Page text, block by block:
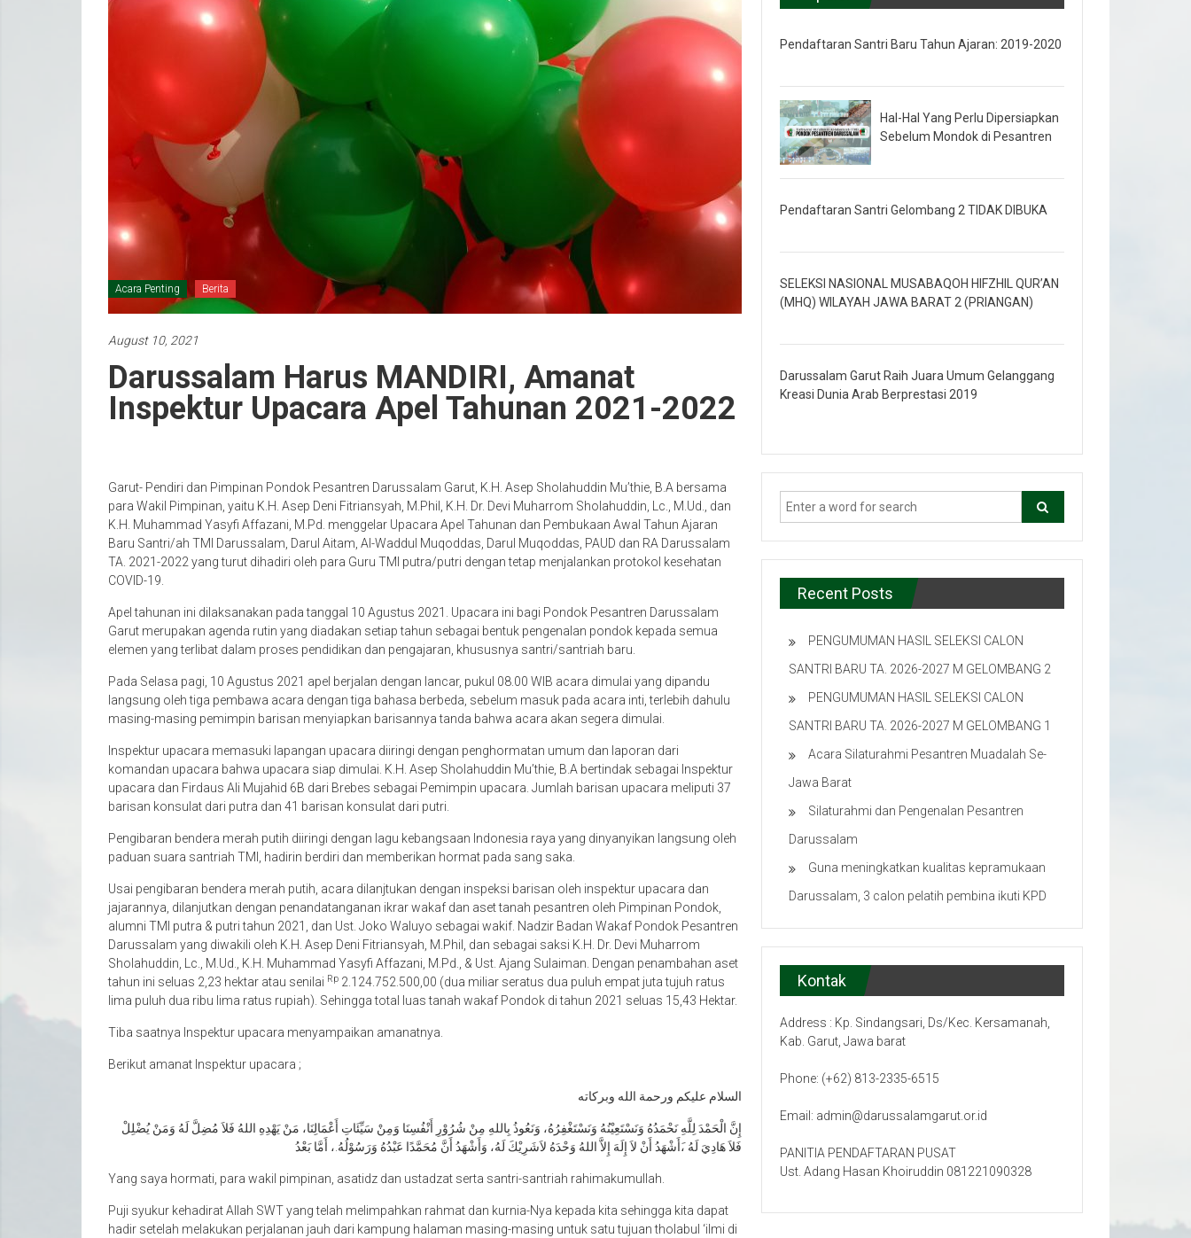
Acara Penting Berita
August 10, 2021
Darussalam Harus MANDIRI, Amanat
Inspektur Upacara Apel Tahunan 2021-2022
Garut- Pendiri dan Pimpinan Pondok Pesantren Darussalam Garut, K.H. Asep Sholahuddin Mu’thie, B.A bersama
para Wakil Pimpinan, yaitu K.H. Asep Deni Fitriansyah, M.Phil, K.H. Dr. Devi Muharrom Sholahuddin, Lc., M.Ud., dan
K.H. Muhammad Yasyfi Affazani, M.Pd. menggelar Upacara Apel Tahunan dan Pembukaan Awal Tahun Ajaran
Baru Santri/ah TMI Darussalam, Darul Aitam, Al-Waddul Muqoddas, Darul Muqoddas, PAUD dan RA Darussalam
TA. 2021-2022 yang turut dihadiri oleh para Guru TMI putra/putri dengan tetap menjalankan protokol kesehatan
COVID-19.
Apel tahunan ini dilaksanakan pada tanggal 10 Agustus 2021. Upacara ini bagi Pondok Pesantren Darussalam
Garut merupakan agenda rutin yang diadakan setiap tahun sebagai bentuk pengenalan pondok kepada semua
elemen yang terlibat dalam proses pendidikan dan pengajaran, khususnya santri/santriah baru.
Pada Selasa pagi, 10 Agustus 2021 apel berjalan dengan lancar, pukul 08.00 WIB acara dimulai yang dipandu
langsung oleh tiga pembawa acara dengan tiga bahasa berbeda, sebelum masuk pada acara inti, terlebih dahulu
masing-masing pemimpin barisan menyiapkan barisannya tanda bahwa acara akan segera dimulai.
Inspektur upacara memasuki lapangan upacara diiringi dengan penghormatan umum dan laporan dari
komandan upacara bahwa upacara siap dimulai. K.H. Asep Sholahuddin Mu’thie, B.A bertindak sebagai Inspektur
upacara dan Firdaus Ali Mujahid 6B dari Brebes sebagai Pemimpin upacara. Jumlah barisan upacara meliputi 37
barisan konsulat dari putra dan 41 barisan konsulat dari putri.
Pengibaran bendera merah putih diiringi dengan lagu kebangsaan Indonesia raya yang dinyanyikan langsung oleh
paduan suara santriah TMI, hadirin berdiri dan memberikan hormat pada sang saka.
Usai pengibaran bendera merah putih, acara dilanjtukan dengan inspeksi barisan oleh inspektur upacara dan
jajarannya, dilanjutkan dengan penandatanganan ikrar wakaf dan aset tanah pesantren oleh Pimpinan Pondok,
alumni TMI putra & putri tahun 2021, dan Ust. Joko Waluyo sebagai wakif. Nadzir Badan Wakaf Pondok Pesantren
Darussalam yang diwakili oleh K.H. Asep Deni Fitriansyah, M.Phil, dan sebagai saksi K.H. Dr. Devi Muharrom
Sholahuddin, Lc., M.Ud., K.H. Muhammad Yasyfi Affazani, M.Pd., & Ust. Ajang Sulaiman. Dengan penambahan aset
tahun ini seluas 2,23 hektar atau senilai Rp 2.124.752.500,00 (dua miliar seratus dua puluh empat juta tujuh ratus
lima puluh dua ribu lima ratus rupiah). Sehingga total luas tanah wakaf Pondok di tahun 2021 seluas 15,43 Hektar.
Tiba saatnya Inspektur upacara menyampaikan amanatnya.
Berikut amanat Inspektur upacara ;
السلام عليكم ورحمة الله وبركاته
إِنَّ الْحَمْدَ لِلَّهِ نَحْمَدُهُ وَنَسْتَعِيْنُهُ وَنَسْتَغْفِرُهُ، وَنَعُوذُ بِاللهِ مِنْ شُرُوْرِ أَنْفُسِنَا وَمِنْ سَيِّئَاتِ أَعْمَالِنَا، مَنْ يَهْدِهِ اللهُ فَلاَ مُضِلَّ لَهُ وَمَنْ يُضْلِلْ
فَلاَ هَادِيَ لَهُ ،َأَشْهَدُ أَنْ لاَ إِلَهَ إِلاَّ اللهُ وَحْدَهُ لاَشَرِيْكَ لَهُ، وَأَشْهَدُ أَنَّ مُحَمَّدًا عَبْدُهُ وَرَسُوْلُهُ.، أَمَّا بَعْدُ
Yang saya hormati, para wakil pimpinan, asatidz dan ustadzat serta santri-santriah rahimakumullah.
Puji syukur kehadirat Allah SWT yang telah melimpahkan rahmat dan kurnia-Nya kepada kita sehingga kita dapat
hadir setelah melakukan perjalanan jauh dari kampung halaman masing-masing untuk satu tujuan tholabul ‘ilmi di
Pendaftaran Santri Baru Tahun Ajaran: 2019-2020
Hal-Hal Yang Perlu Dipersiapkan
Sebelum Mondok di Pesantren
Pendaftaran Santri Gelombang 2 TIDAK DIBUKA
SELEKSI NASIONAL MUSABAQOH HIFZHIL QUR’AN
(MHQ) WILAYAH JAWA BARAT 2 (PRIANGAN)
Darussalam Garut Raih Juara Umum Gelanggang
Kreasi Dunia Arab Berprestasi 2019
Recent Posts
PENGUMUMAN HASIL SELEKSI CALON
SANTRI BARU TA. 2026-2027 M GELOMBANG 2
PENGUMUMAN HASIL SELEKSI CALON
SANTRI BARU TA. 2026-2027 M GELOMBANG 1
Acara Silaturahmi Pesantren Muadalah Se-
Jawa Barat
Silaturahmi dan Pengenalan Pesantren
Darussalam
Guna meningkatkan kualitas kepramukaan
Darussalam, 3 calon pelatih pembina ikuti KPD
Kontak
Address : Kp. Sindangsari, Ds/Kec. Kersamanah,
Kab. Garut, Jawa barat
Phone: (+62) 813-2335-6515
Email: admin@darussalamgarut.or.id
PANITIA PENDAFTARAN PUSAT
Ust. Adang Hasan Khoiruddin 081221090328